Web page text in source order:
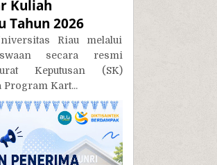
Kuliah
Tahun 2026
Riau melalui
secara resmi
Keputusan (SK)
Program Kart...